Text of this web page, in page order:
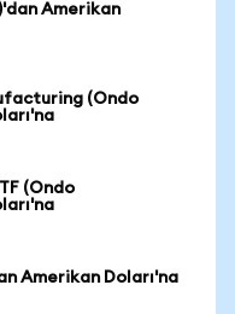
Amerikan
(Ondo
(Ondo
Amerikan Doları'na